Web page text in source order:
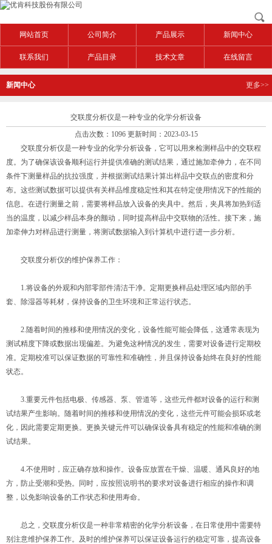
网站首页 公司简介 产品展示 新闻中心
联系我们 产品目录 技术文章 在线留言
新闻中心 更多>>
交联度分析仪是一种专业的化学分析设备
点击次数：1096 更新时间：2023-03-15
交联度分析仪是一种专业的化学分析设备，它可以用来检测样品中的交联程
度。为了确保该设备顺利运行并提供准确的测试结果，通过施加牵伸力，在不同
条件下测量样品的抗拉强度，并根据测试结果计算出样品中交联点的密度和分
布。这些测试数据可以提供有关样品维度稳定性和其在特定使用情况下的性能的
信息。在进行测量之前，需要将样品放入设备的夹具中。然后，夹具将加热到适
当的温度，以减少样品本身的颤动，同时提高样品中交联物的活性。接下来，施
加牵伸力对样品进行测量，将测试数据输入到计算机中进行进一步分析。
交联度分析仪的维护保养工作：
1.将设备的外观和内部零部件清洁干净。定期更换样品处理区域内部的手
套、除湿器等耗材，保持设备的卫生环境和正常运行状态。
2.随着时间的推移和使用情况的变化，设备性能可能会降低，这通常表现为
测试精度下降或数据出现偏差。为避免这种情况的发生，需要对设备进行定期校
准。定期校准可以保证数据的可靠性和准确性，并且保持设备始终在良好的性能
状态。
3.重要元件包括电极、传感器、泵、管道等，这些元件都对设备的运行和测
试结果产生影响。随着时间的推移和使用情况的变化，这些元件可能会损坏或老
化，因此需要定期更换。更换关键元件可以确保设备具有稳定的性能和准确的测
试结果。
4.不使用时，应正确存放和操作。设备应放置在干燥、温暖、通风良好的地
方，防止受潮和受热。同时，应按照说明书的要求对设备进行相应的操作和调
整，以免影响设备的工作状态和使用寿命。
总之，交联度分析仪是一种非常精密的化学分析设备，在日常使用中需要特
别注意维护保养工作。及时的维护保养可以保证设备运行的稳定可靠，提高设备